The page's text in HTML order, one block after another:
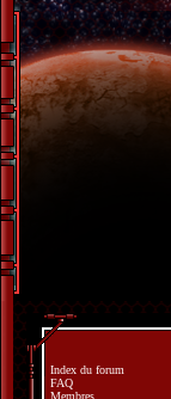
Index du forum
FAQ
Membres